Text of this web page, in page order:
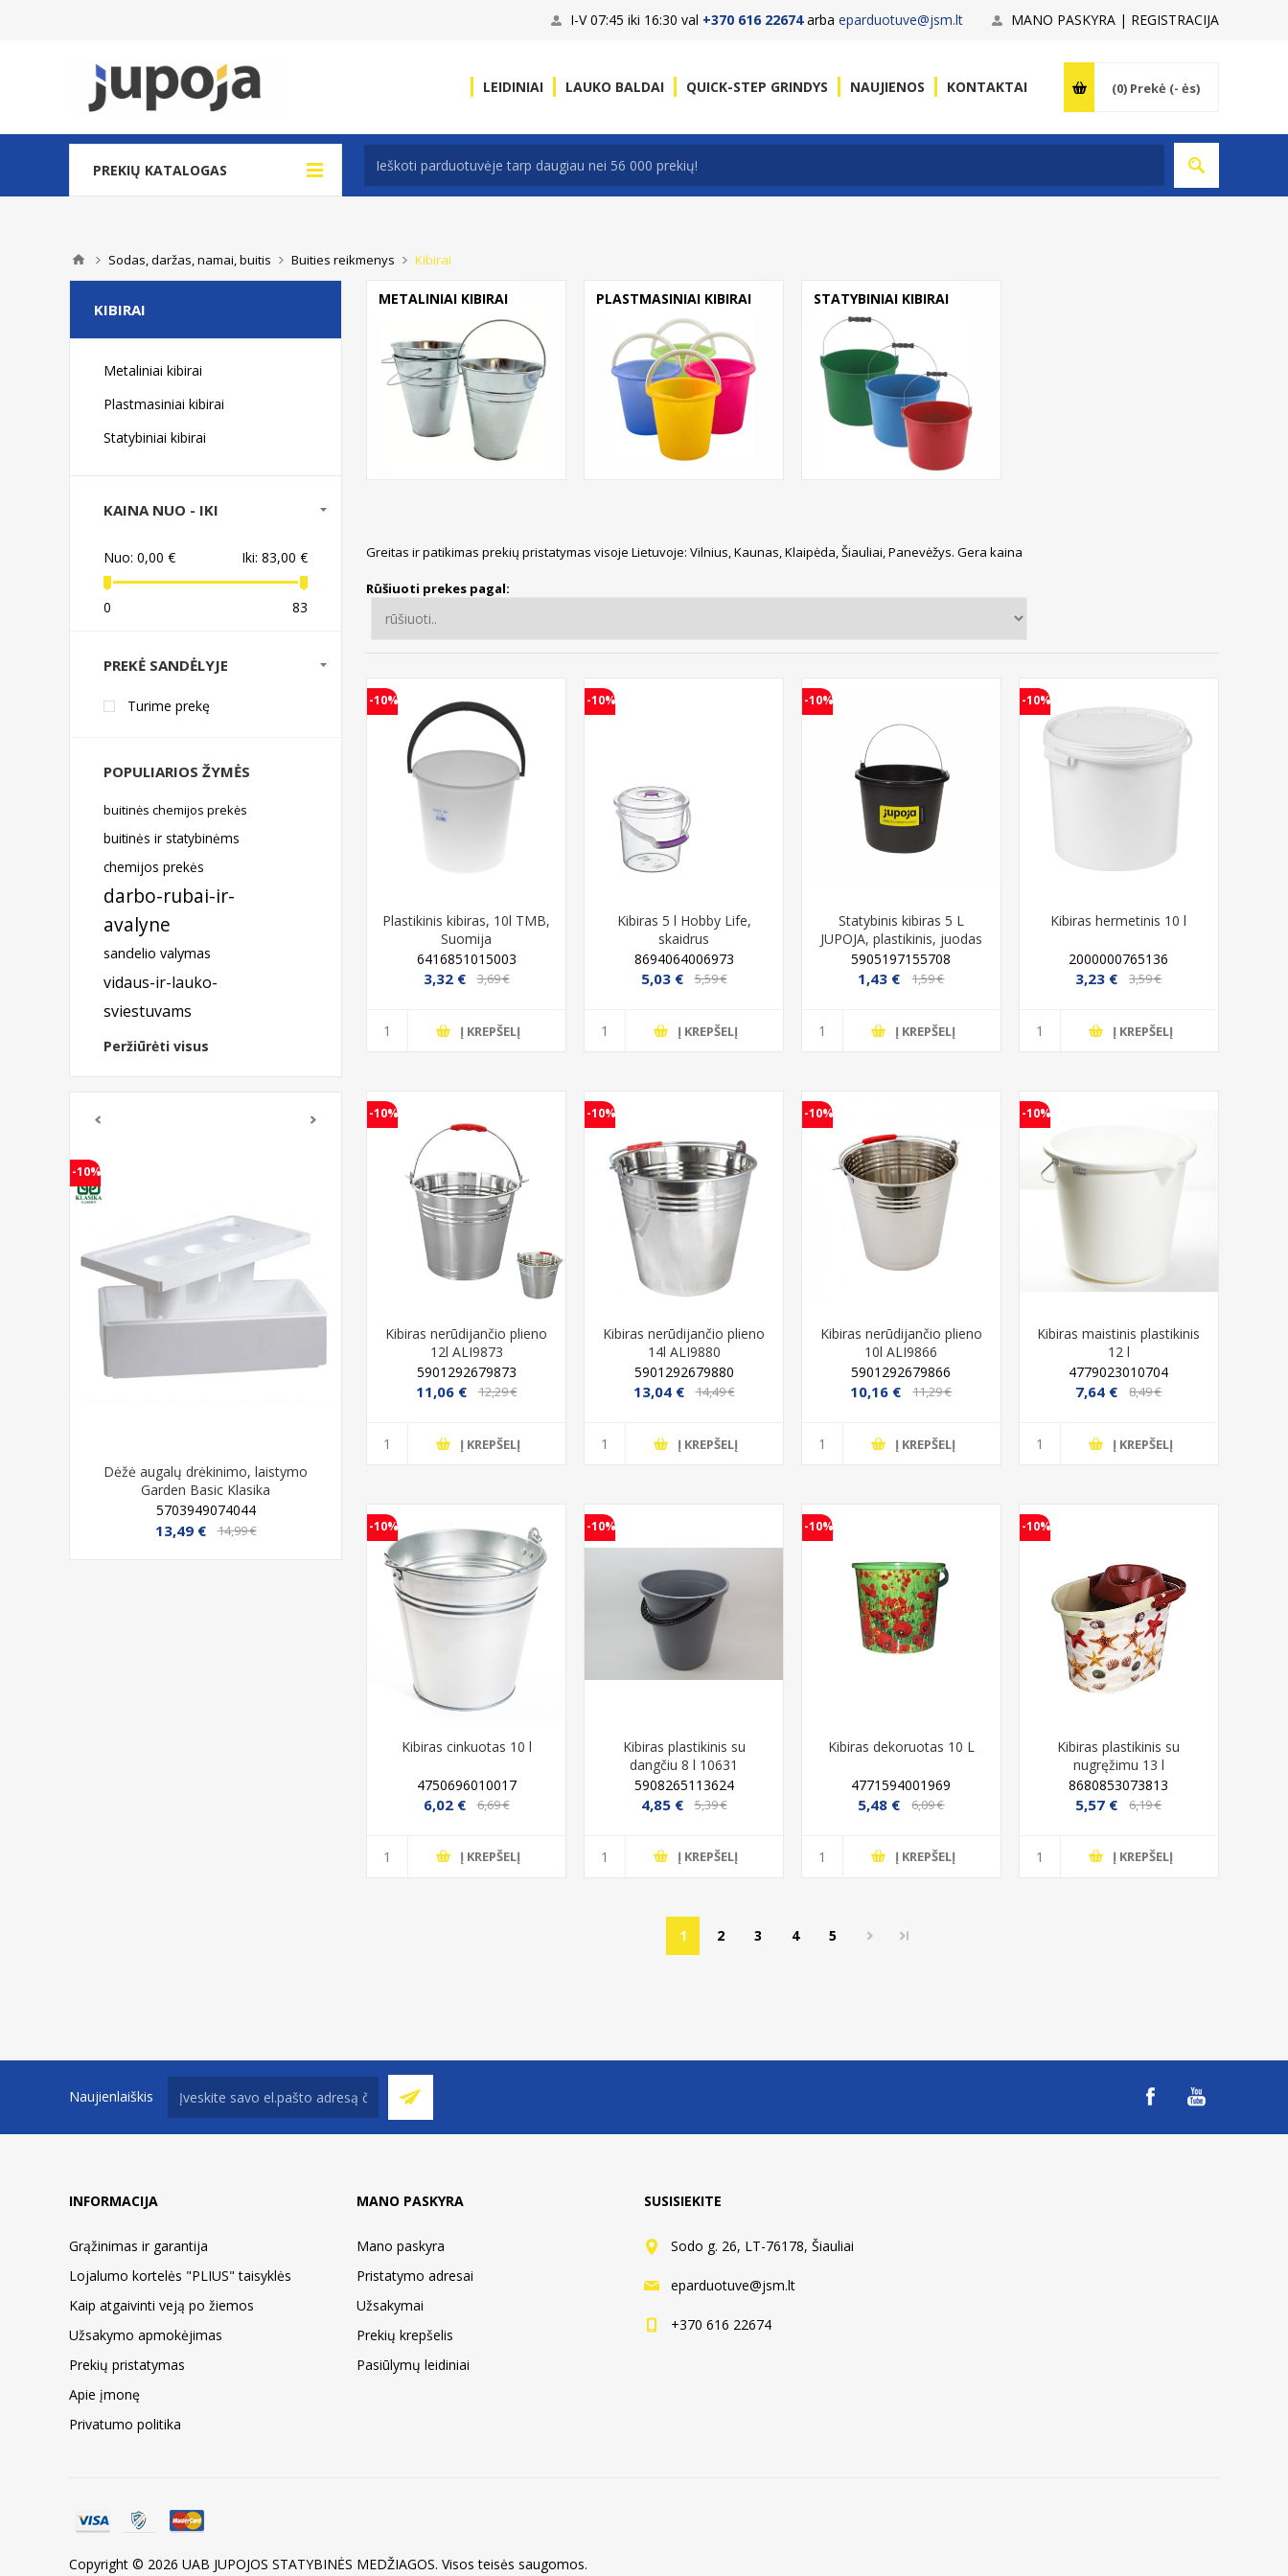
MANO PASKYRA | REGISTRACIJA
I-V 07:45 iki 16:30 val +370 616 22674arba eparduotuve@jsm.lt
LEIDINIAI LAUKO BALDAI QUICK-STEP GRINDYS NAUJIENOS KONTAKTAI (0) Prekė (- ės)
PREKIŲ KATALOGAS
Sodas, daržas, namai, buitis Buities reikmenys Kibirai
KIBIRAI
Metaliniai kibirai
Plastmasiniai kibirai
Statybiniai kibirai
KAINA NUO - IKI
Nuo: 0,00 € Iki: 83,00 €
0 83
PREKĖ SANDĖLYJE
Turime prekę
POPULIARIOS ŽYMĖS
buitinės chemijos prekės
buitinės ir statybinėms
chemijos prekės
darbo-rubai-ir-
avalyne
sandelio valymas
vidaus-ir-lauko-
sviestuvams
Peržiūrėti visus
-10%
Dėžė augalų drėkinimo, laistymo
Garden Basic Klasika
5703949074044
13,49 € 14,99 € 25,59 € 33,39 €
-32%
2045121060043
-20%
METALINIAI KIBIRAI PLASTMASINIAI KIBIRAI STATYBINIAI KIBIRAI
Greitas ir patikimas prekių pristatymas visoje Lietuvoje: Vilnius, Kaunas, Klaipėda, Šiauliai, Panevėžys. Gera kaina
Rūšiuoti prekes pagal:
-10%
Plastikinis kibiras, 10l TMB,
Suomija
6416851015003
3,32 € 3,69 €
Į KREPŠELĮ
-10%
Kibiras 5 l Hobby Life,
skaidrus
8694064006973
5,03 € 5,59 €
Į KREPŠELĮ
-10%
Statybinis kibiras 5 L
JUPOJA, plastikinis, juodas
5905197155708
1,43 € 1,59 €
Į KREPŠELĮ
-10%
Kibiras hermetinis 10 l
2000000765136
3,23 € 3,59 €
Į KREPŠELĮ
-10%
Kibiras nerūdijančio plieno
12l ALI9873
5901292679873
11,06 € 12,29 €
Į KREPŠELĮ
-10%
Kibiras nerūdijančio plieno
14l ALI9880
5901292679880
13,04 € 14,49 €
Į KREPŠELĮ
-10%
Kibiras nerūdijančio plieno
10l ALI9866
5901292679866
10,16 € 11,29 €
Į KREPŠELĮ
-10%
Kibiras maistinis plastikinis
12 l
4779023010704
7,64 € 8,49 €
Į KREPŠELĮ
-10%
Kibiras cinkuotas 10 l
4750696010017
6,02 € 6,69 €
Į KREPŠELĮ
-10%
Kibiras plastikinis su
dangčiu 8 l 10631
5908265113624
4,85 € 5,39 €
Į KREPŠELĮ
-10%
Kibiras dekoruotas 10 L
4771594001969
5,48 € 6,09 €
Į KREPŠELĮ
-10%
Kibiras plastikinis su
nugręžimu 13 l
8680853073813
5,57 € 6,19 €
Į KREPŠELĮ
1 2 3 4 5
Naujienlaiškis
INFORMACIJA
Grąžinimas ir garantija
Lojalumo kortelės "PLIUS" taisyklės
Kaip atgaivinti veją po žiemos
Užsakymo apmokėjimas
Prekių pristatymas
Apie įmonę
Privatumo politika
MANO PASKYRA
Mano paskyra
Pristatymo adresai
Užsakymai
Prekių krepšelis
Pasiūlymų leidiniai
SUSISIEKITE
Sodo g. 26, LT-76178, Šiauliai
eparduotuve@jsm.lt
+370 616 22674
Copyright © 2026 UAB JUPOJOS STATYBINĖS MEDŽIAGOS. Visos teisės saugomos.